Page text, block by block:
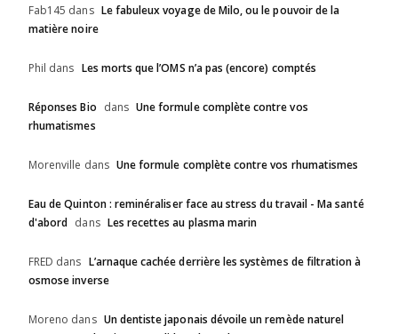
05:00
Tea Tree
05:41
Fab145 dans Le fabuleux voyage de Milo, ou le pouvoir de la
matière noire
Phil dans Les morts que l’OMS n’a pas (encore) comptés
Réponses Bio dans Une formule complète contre vos
rhumatismes
Morenville dans Une formule complète contre vos rhumatismes
Eau de Quinton : reminéraliser face au stress du travail - Ma santé
d'abord dans Les recettes au plasma marin
FRED dans L’arnaque cachée derrière les systèmes de filtration à
osmose inverse
Moreno dans Un dentiste japonais dévoile un remède naturel